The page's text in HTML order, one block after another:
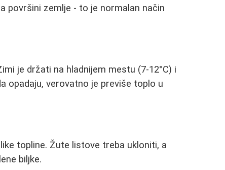
površini zemlje - to je normalan način
je držati na hladnijem mestu (7-12°C) i
opadaju, verovatno je previše toplo u
topline. Žute listove treba ukloniti, a
biljke.